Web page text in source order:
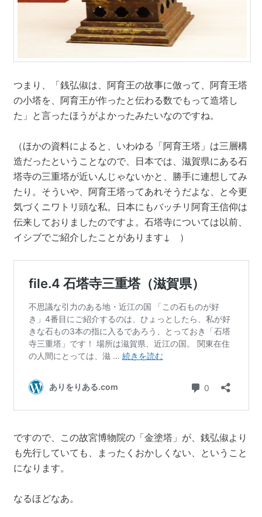
つまり、「銭弘俶は、阿育王の故事に倣って、阿育王塔
の小塔を、阿育王が作ったと伝わる数でもって造塔し
た」と言ったほうがよかったみたいなのですね。
（ほかの資料によると、いわゆる「阿育王塔」は三層構
造だったということなので、日本では、滋賀県にある石
塔寺の三重塔が近いんじゃないかと、勝手に連想してみ
たり。そういや、阿育王塔ってあれそうだよな、と今更
気づくニワトリ頭な私。日本にもバッチリ阿育王信仰は
伝来しておりましたのですよ。石塔寺については以前、
イシブでご紹介したことがあります↓ ）
ですので、この故宮博物院の「金塗塔」が、銭弘俶より
も先行していても、まったくおかしくない、ということ
になります。
なるほどなあ。